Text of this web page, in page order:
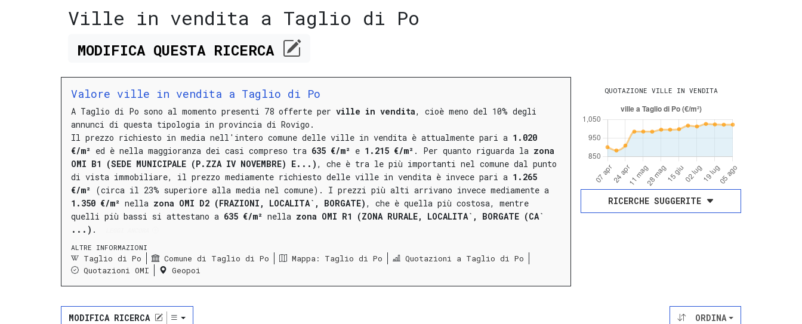
Ville in vendita a Taglio di Po
MODIFICA QUESTARICERCA
Valore ville in vendita a Taglio di Po
A Taglio di Po sono al momento presenti 78 offerte per ville in vendita, cioè meno del 10% degli
annunci di questa tipologia in provincia di Rovigo.
Il prezzo richiesto in media nell'intero comune delle ville in vendita è attualmente pari a 1.020
€/m² ed è nella maggioranza dei casi compreso tra 635 €/m² e 1.215 €/m² . Per quanto riguarda la zona
OMI B1 (SEDE MUNICIPALE (P.ZZA IV NOVEMBRE) E...) , che è tra le più importanti nel comune dal punto
di vista immobiliare, il prezzo mediamente richiesto delle ville in vendita è invece pari a 1.265
€/m² (circa il 23% superiore alla media nel comune). I prezzi più alti arrivano invece mediamente a
1.350 €/m² nella zona OMI D2 (FRAZIONI, LOCALITA`, BORGATE) , che è quella più costosa, mentre
quelli più bassi si attestano a 635 €/m² nella zona OMI R1 (ZONA RURALE, LOCALITA`, BORGATE (CA`
...) .
ALTRE INFORMAZIONI
Taglio di Po Comune di Taglio di Po Mappa: Taglio di Po
Quotazioni a Taglio di Po
Quotazioni OMI
Geopoi
QUOTAZIONE VILLE IN VENDITA
RICERCHE SUGGERITE
MODIFICA RICERCA ORDINA